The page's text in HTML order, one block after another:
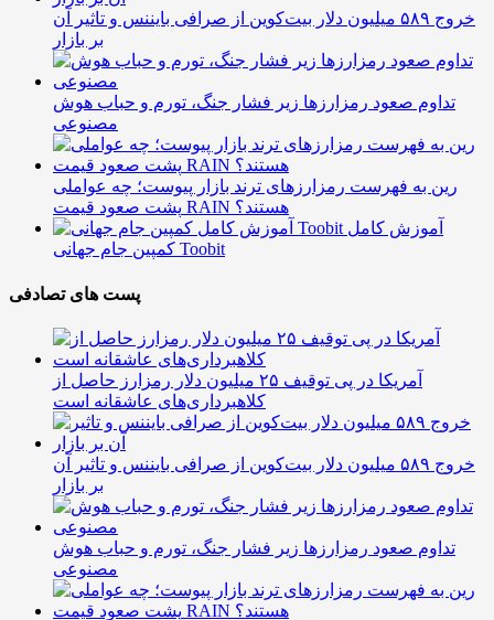
خروج ۵۸۹ میلیون دلار بیت‌کوین از صرافی بایننس و تاثیر آن
بر بازار
تداوم صعود رمزارزها زیر فشار جنگ، تورم و حباب هوش
مصنوعی
رین به فهرست رمزارزهای ترند بازار پیوست؛ چه عواملی
پشت صعود قیمت RAIN هستند؟
آموزش کامل
کمپین جام جهانی Toobit
پست های تصادفی
آمریکا در پی توقیف ۲۵ میلیون دلار رمزارز حاصل از
کلاهبرداری‌های عاشقانه است
خروج ۵۸۹ میلیون دلار بیت‌کوین از صرافی بایننس و تاثیر آن
بر بازار
تداوم صعود رمزارزها زیر فشار جنگ، تورم و حباب هوش
مصنوعی